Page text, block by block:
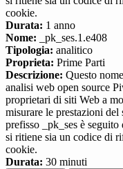
cookie.
Durata: 1 anno
Nome: _pk_ses.1.e408
Tipologia: analitico
Proprieta: Prime Parti
Descrizione: Questo
analisi web open source
proprietari di siti Web a
misurare le prestazioni
prefisso _pk_ses è
si ritiene sia un codice di
cookie.
Durata: 30 minuti